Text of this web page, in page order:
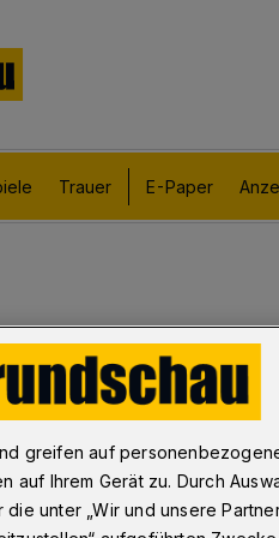
Trauer E-Paper
greifen auf
auf Ihrem Gerät zu. Durch
unter „Wir und unsere